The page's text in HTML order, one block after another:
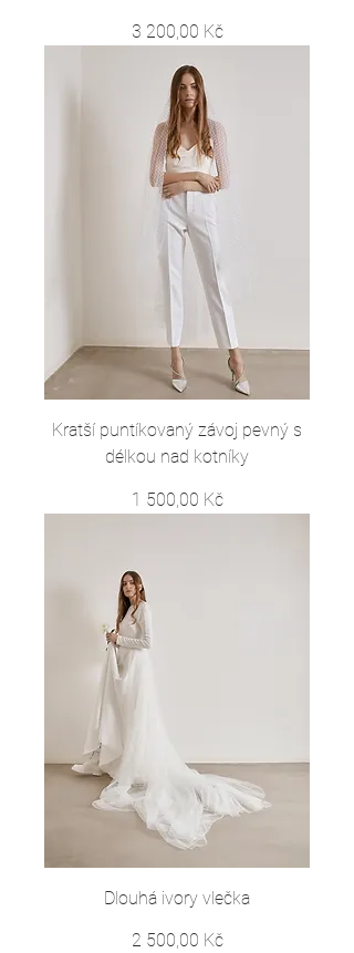
Cena
3 200,00 Kč
Kratší puntíkovaný závoj pevný s
délkou nad kotníky
Cena
1 500,00 Kč
Dlouhá ivory vlečka
Cena
2 500,00 Kč